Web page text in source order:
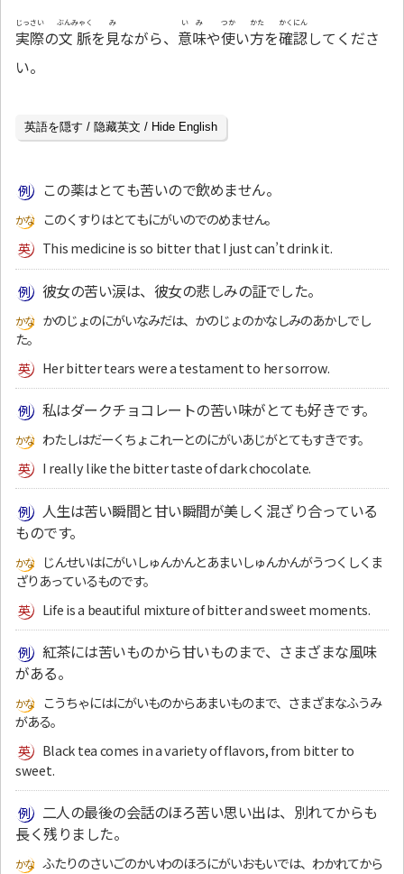
実際
じっさい
の文脈
ぶんみゃく
を見
み
ながら、 意味
いみ
や使
つか
い方
かた
を確認
かくにん
してくださ
い。
英語を隠す / 隐藏英文 / Hide English
この薬はとても苦いので飲めません。
このくすりはとてもにがいのでのめません。
This medicine is so bitter that I just can’t drink it.
彼女の苦い涙は、彼女の悲しみの証でした。
かのじょのにがいなみだは、かのじょのかなしみのあかしでし
た。
Her bitter tears were a testament to her sorrow.
私はダークチョコレートの苦い味がとても好きです。
わたしはだーくちょこれーとのにがいあじがとてもすきです。
I really like the bitter taste of dark chocolate.
人生は苦い瞬間と甘い瞬間が美しく混ざり合っている
ものです。
じんせいはにがいしゅんかんとあまいしゅんかんがうつくしくま
ざりあっているものです。
Life is a beautiful mixture of bitter and sweet moments.
紅茶には苦いものから甘いものまで、さまざまな風味
がある。
こうちゃにはにがいものからあまいものまで、さまざまなふうみ
がある。
Black tea comes in a variety of flavors, from bitter to
sweet.
二人の最後の会話のほろ苦い思い出は、別れてからも
長く残りました。
ふたりのさいごのかいわのほろにがいおもいでは、わかれてから